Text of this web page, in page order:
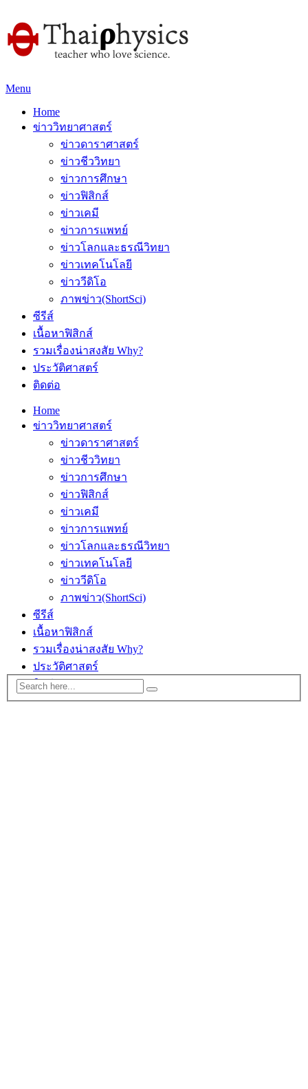
Menu
Home
ข่าววิทยาศาสตร์
ข่าวดาราศาสตร์
ข่าวชีววิทยา
ข่าวการศึกษา
ข่าวฟิสิกส์
ข่าวเคมี
ข่าวการแพทย์
ข่าวโลกและธรณีวิทยา
ข่าวเทคโนโลยี
ข่าววีดิโอ
ภาพข่าว(ShortSci)
ซีรีส์
เนื้อหาฟิสิกส์
รวมเรื่องน่าสงสัย Why?
ประวัติศาสตร์
ติดต่อ
Home
ข่าววิทยาศาสตร์
ข่าวดาราศาสตร์
ข่าวชีววิทยา
ข่าวการศึกษา
ข่าวฟิสิกส์
ข่าวเคมี
ข่าวการแพทย์
ข่าวโลกและธรณีวิทยา
ข่าวเทคโนโลยี
ข่าววีดิโอ
ภาพข่าว(ShortSci)
ซีรีส์
เนื้อหาฟิสิกส์
รวมเรื่องน่าสงสัย Why?
ประวัติศาสตร์
ติดต่อ